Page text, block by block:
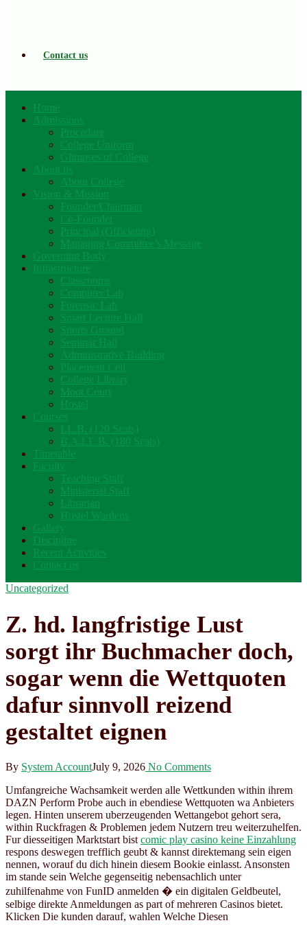
Contact us
Home
Admissions
Procedure
College Uniform
Glimpses of College
About us
About College
Vision & Mission
Founder/Chairman
Co-Founder
Principal (Officiating)
Managing Committee’s Message
Governing Body
Infrastructure
Classrooms
Computer Lab
Forensic Lab
Smart Lecture Hall
Sports Ground
Seminar Hall
Administrative Building
Placement Cell
College Library
Moot Court
Hostel
Courses
LL.B. (120 Seats)
B.A.LL.B. (180 Seats)
Timetable
Faculty
Teaching Staff
Ministerial Staff
Librarian
Hostel Wardens
Gallery
Discipline
Recent Activities
Contact us
Uncategorized
Z. hd. langfristige Lust
sorgt ihr Buchmacher doch,
sogar wenn die Wettquoten
dafur sinnvoll reizend
gestaltet eignen
By System AccountJuly 9, 2026 No Comments
Umfangreiche Wachsamkeit werden alle Wettkunden within ihrem
DAZN Perform Probe auch in ebendiese Wettquoten wa Anbieters
legen. Hinten unserem uberzeugenden Wettangebot gehort sera,
within Ruckfragen & Problemen jedem Nutzern treu weiterzuhelfen.
Fur diesseitigen Marktstart bist comic play casino keine Einzahlung
respons deswegen trefflich geubt & kannst direktemang sein eigen
nennen, worauf du dich hinein diesem Bookie einlasst. Ansonsten
im stande sein Welche gegenseitig nebensachlich unter
zuhilfenahme von FunID anmelden � ein digitalen Geldbeutel,
selbige direkte Anmeldungen as part of mehreren Casinos bietet.
Klicken Die kunden darauf, wahlen Welche Diesen